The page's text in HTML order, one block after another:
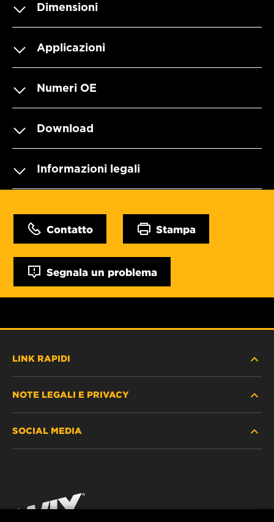
Dimensioni
Applicazioni
Numeri OE
Download
Informazioni legali
Contatto Stampa
Segnala un problema
LINK RAPIDI
DOVE ACQUISTARE
CONTATTACI
NOTE LEGALI E PRIVACY
IMPRESSUM
SOCIAL MEDIA
YouTube